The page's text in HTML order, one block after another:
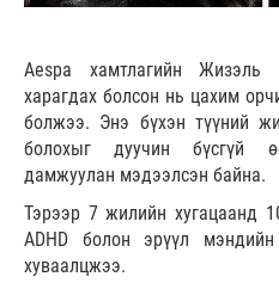
Aespa хамтлагийн Жизэль
харагдах болсон нь цахим
болжээ. Энэ бүхэн түүний
болохыг дуучин бүсгүй
дамжуулан мэдээлсэн байна.
Тэрээр 7 жилийн хугацаанд
ADHD болон эрүүл
хуваалцжээ.